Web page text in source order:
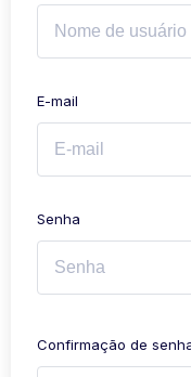
E-mail
Senha
Confirmação de